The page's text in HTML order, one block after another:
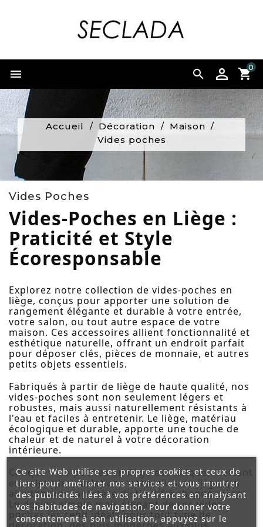

 0
Ce site Web utilise ses propres cookies et ceux de
tiers pour améliorer nos services et vous montrer
des publicités liées à vos préférences en analysant
vos habitudes de navigation. Pour donner votre
consentement à son utilisation, appuyez sur le
Accueil Décoration
Maison
Vides poches
Vides Poches
Vides-Poches en Liège :
Praticité et Style
Écoresponsable
Explorez notre collection de vides-poches en
liège, conçus pour apporter une solution de
rangement élégante et durable à votre entrée,
votre salon, ou tout autre espace de votre
maison. Ces accessoires allient fonctionnalité et
esthétique naturelle, offrant un endroit parfait
pour déposer clés, pièces de monnaie, et autres
petits objets essentiels.
Fabriqués à partir de liège de haute qualité, nos
vides-poches sont non seulement légers et
robustes, mais aussi naturellement résistants à
l'eau et faciles à entretenir. Le liège, matériau
écologique et durable, apporte une touche de
chaleur et de naturel à votre décoration
intérieure.
Chaque vide-poches en liège est unique, mettant
en valeur les variations naturelles du liège qui
ajoutent un caractère distinctif à chaque pièce.
Le design simple mais élégant de ces vides-
poches les rend idéals pour tout type de